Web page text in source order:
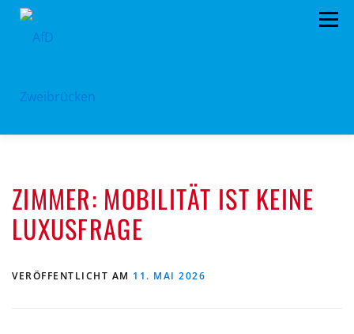
Zum
Menü
PROGRAMM VORSTAND ARCHIV
SPENDEN KONTAKT
ZIMMER: MOBILITÄT IST KEINE
LUXUSFRAGE
VERÖFFENTLICHT AM 11. MAI 2026